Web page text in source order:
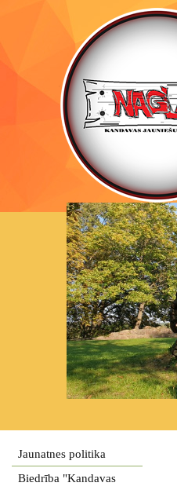
Jaunatnes politika
Biedrība "Kandavas